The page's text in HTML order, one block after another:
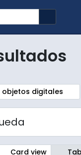
filter:
objetos digitales
Card view